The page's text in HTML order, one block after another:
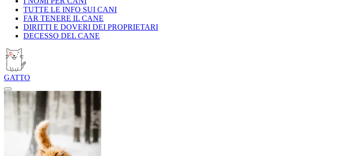
TUTTE LE INFO SUI CANI
FAR TENERE IL CANE
DIRITTI E DOVERI DEI PROPRIETARI
DECESSO DEL CANE
GATTO